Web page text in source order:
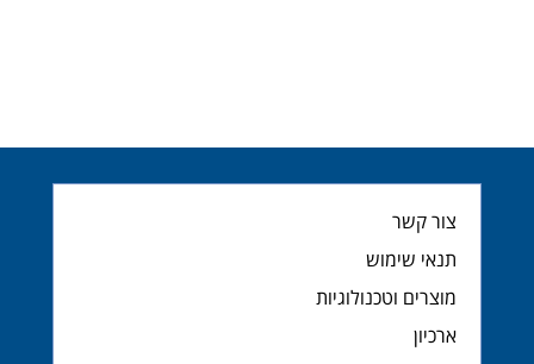
צור קשר
תנאי שימוש
מוצרים וטכנולוגיות
ארכיון